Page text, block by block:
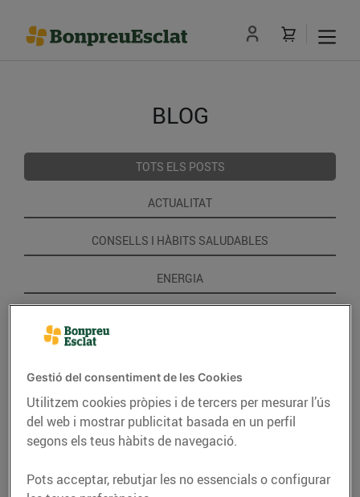
BLOG
TOTS ELS POSTS
ACTUALITAT
CONSELLS I HÀBITS SALUDABLES
ENERGIA
Gestió del consentiment de les Cookies
Utilitzem cookies pròpies i de tercers per mesurar l’ús
del web i mostrar publicitat basada en un perfil
segons els teus hàbits de navegació.
Pots acceptar, rebutjar les no essencials o configurar